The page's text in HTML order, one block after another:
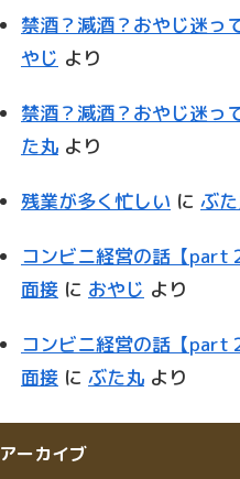
禁酒？減酒？おやじ迷っ
やじ より
禁酒？減酒？おやじ迷っ
た丸 より
残業が多く忙しい に ぶ
コンビニ経営の話【part
面接 に おやじ より
コンビニ経営の話【part
面接 に ぶた丸 より
アーカイブ